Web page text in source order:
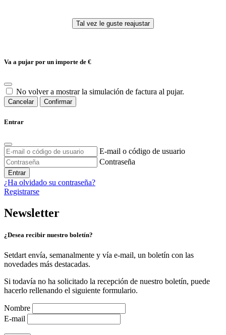
Va a pujar por un importe de €
No volver a mostrar la simulación de factura al pujar.
Cancelar Confirmar
Entrar
E-mail o código de usuario
Contraseña
Entrar
¿Ha olvidado su contraseña?
Registrarse
Newsletter
¿Desea recibir nuestro boletín?
Setdart envía, semanalmente y vía e-mail, un boletín con las
novedades más destacadas.
Si todavía no ha solicitado la recepción de nuestro boletín, puede
hacerlo rellenando el siguiente formulario.
Nombre
E-mail